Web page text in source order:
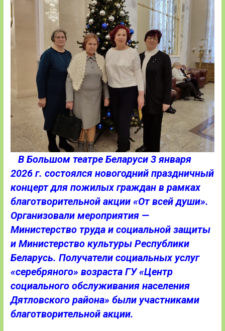
В Большом театре Беларуси 3 января
2026 г. состоялся новогодний праздничный
концерт для пожилых граждан в рамках
благотворительной акции «От всей души».
Организовали мероприятия —
Министерство труда и социальной защиты
и Министерство культуры Республики
Беларусь. Получатели социальных услуг
«серебряного» возраста ГУ «Центр
социального обслуживания населения
Дятловского района» были участниками
благотворительной акции.